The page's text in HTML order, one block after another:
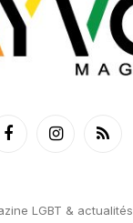
FacebookInstagramRSS
LGBT & actualités